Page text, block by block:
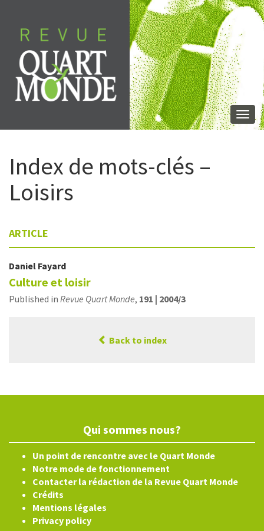
content
Index de mots-clés –
Loisirs
ARTICLE
Daniel Fayard
Culture et loisir
Published in Revue Quart Monde, 191 | 2004/3
Back to index
Qui sommes nous?
Un point de rencontre avec le Quart Monde
Notre mode de fonctionnement
Contacter la rédaction de la Revue Quart Monde
Crédits
Mentions légales
Privacy policy